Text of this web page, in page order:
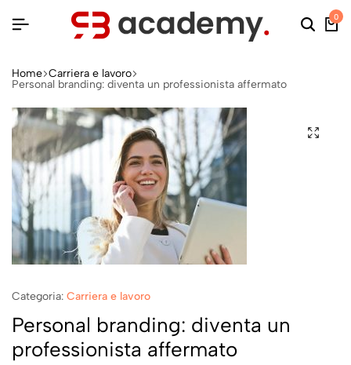
0
Home Carriera e lavoro
Personal branding: diventa un professionista affermato
Categoria: Carriera e lavoro
Personal branding: diventa un
professionista affermato